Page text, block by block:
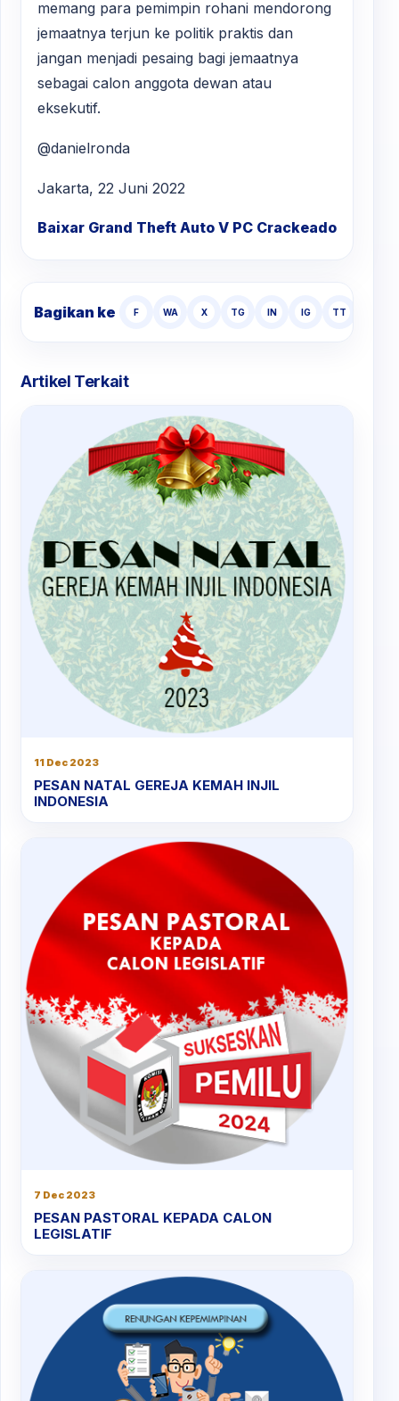
memang para pemimpin rohani mendorong
jemaatnya terjun ke politik praktis dan
jangan menjadi pesaing bagi jemaatnya
sebagai calon anggota dewan atau
eksekutif.
@danielronda
Jakarta, 22 Juni 2022
Baixar Grand Theft Auto V PC Crackeado
Bagikan ke F WA X TG IN IG TT
Artikel Terkait
11 Dec 2023
PESAN NATAL GEREJA KEMAH INJIL
INDONESIA
7 Dec 2023
PESAN PASTORAL KEPADA CALON
LEGISLATIF